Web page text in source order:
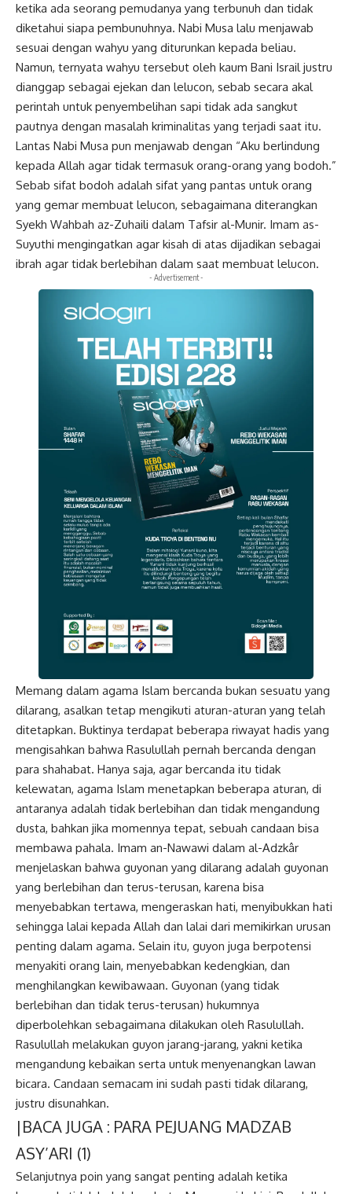
ketika ada seorang pemudanya yang terbunuh dan tidak
diketahui siapa pembunuhnya. Nabi Musa lalu menjawab
sesuai dengan wahyu yang diturunkan kepada beliau.
Namun, ternyata wahyu tersebut oleh kaum Bani Israil justru
dianggap sebagai ejekan dan lelucon, sebab secara akal
perintah untuk penyembelihan sapi tidak ada sangkut
pautnya dengan masalah kriminalitas yang terjadi saat itu.
Lantas Nabi Musa pun menjawab dengan “Aku berlindung
kepada Allah agar tidak termasuk orang-orang yang bodoh.”
Sebab sifat bodoh adalah sifat yang pantas untuk orang
yang gemar membuat lelucon, sebagaimana diterangkan
Syekh Wahbah az-Zuhaili dalam Tafsir al-Munir. Imam as-
Suyuthi mengingatkan agar kisah di atas dijadikan sebagai
ibrah agar tidak berlebihan dalam saat membuat lelucon.
- Advertisement -
Memang dalam agama Islam bercanda bukan sesuatu yang
dilarang, asalkan tetap mengikuti aturan-aturan yang telah
ditetapkan. Buktinya terdapat beberapa riwayat hadis yang
mengisahkan bahwa Rasulullah pernah bercanda dengan
para shahabat. Hanya saja, agar bercanda itu tidak
kelewatan, agama Islam menetapkan beberapa aturan, di
antaranya adalah tidak berlebihan dan tidak mengandung
dusta, bahkan jika momennya tepat, sebuah candaan bisa
membawa pahala. Imam an-Nawawi dalam al-Adzkâr
menjelaskan bahwa guyonan yang dilarang adalah guyonan
yang berlebihan dan terus-terusan, karena bisa
menyebabkan tertawa, mengeraskan hati, menyibukkan hati
sehingga lalai kepada Allah dan lalai dari memikirkan urusan
penting dalam agama. Selain itu, guyon juga berpotensi
menyakiti orang lain, menyebabkan kedengkian, dan
menghilangkan kewibawaan. Guyonan (yang tidak
berlebihan dan tidak terus-terusan) hukumnya
diperbolehkan sebagaimana dilakukan oleh Rasulullah.
Rasulullah melakukan guyon jarang-jarang, yakni ketika
mengandung kebaikan serta untuk menyenangkan lawan
bicara. Candaan semacam ini sudah pasti tidak dilarang,
justru disunahkan.
|BACA JUGA : PARA PEJUANG MADZAB
ASY’ARI (1)
Selanjutnya poin yang sangat penting adalah ketika